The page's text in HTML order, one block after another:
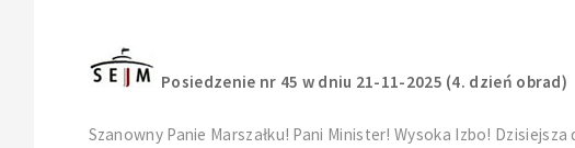
Posiedzenie nr 45 w dniu 21-11-2025 (4. dzień obrad)
Szanowny Panie Marszałku! Pani Minister! Wysoka Izbo!